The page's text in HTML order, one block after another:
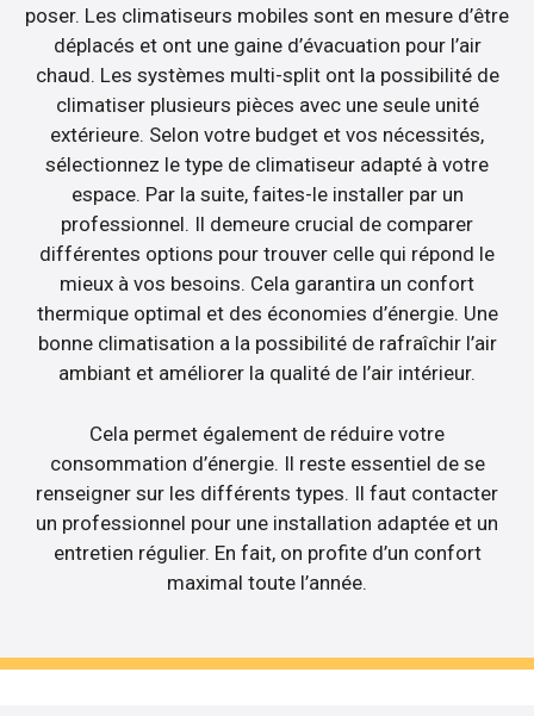
poser. Les climatiseurs mobiles sont en mesure d’être
déplacés et ont une gaine d’évacuation pour l’air
chaud. Les systèmes multi-split ont la possibilité de
climatiser plusieurs pièces avec une seule unité
extérieure. Selon votre budget et vos nécessités,
sélectionnez le type de climatiseur adapté à votre
espace. Par la suite, faites-le installer par un
professionnel. Il demeure crucial de comparer
différentes options pour trouver celle qui répond le
mieux à vos besoins. Cela garantira un confort
thermique optimal et des économies d’énergie. Une
bonne climatisation a la possibilité de rafraîchir l’air
ambiant et améliorer la qualité de l’air intérieur.
Cela permet également de réduire votre
consommation d’énergie. Il reste essentiel de se
renseigner sur les différents types. Il faut contacter
un professionnel pour une installation adaptée et un
entretien régulier. En fait, on profite d’un confort
maximal toute l’année.